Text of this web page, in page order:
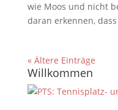
wie Moos und nicht
daran erkennen,
« Ältere Einträge
Willkommen